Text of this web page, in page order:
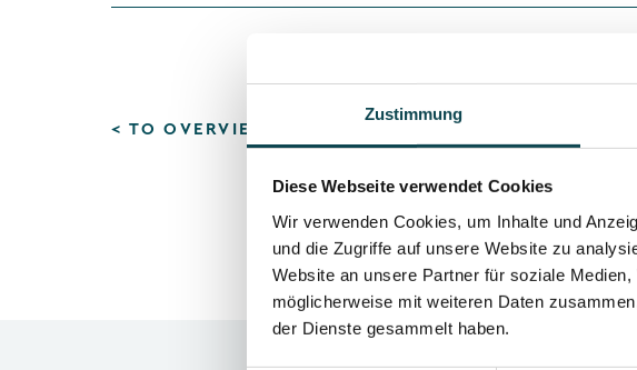
Zustimmung
Diese Webseite verwendet Cookies
Wir verwenden Cookies, um Inhalte und
und die Zugriffe auf unsere Website zu
Website an unsere Partner für soziale
möglicherweise mit weiteren Daten
der Dienste gesammelt haben.
< TO OVERVIEW